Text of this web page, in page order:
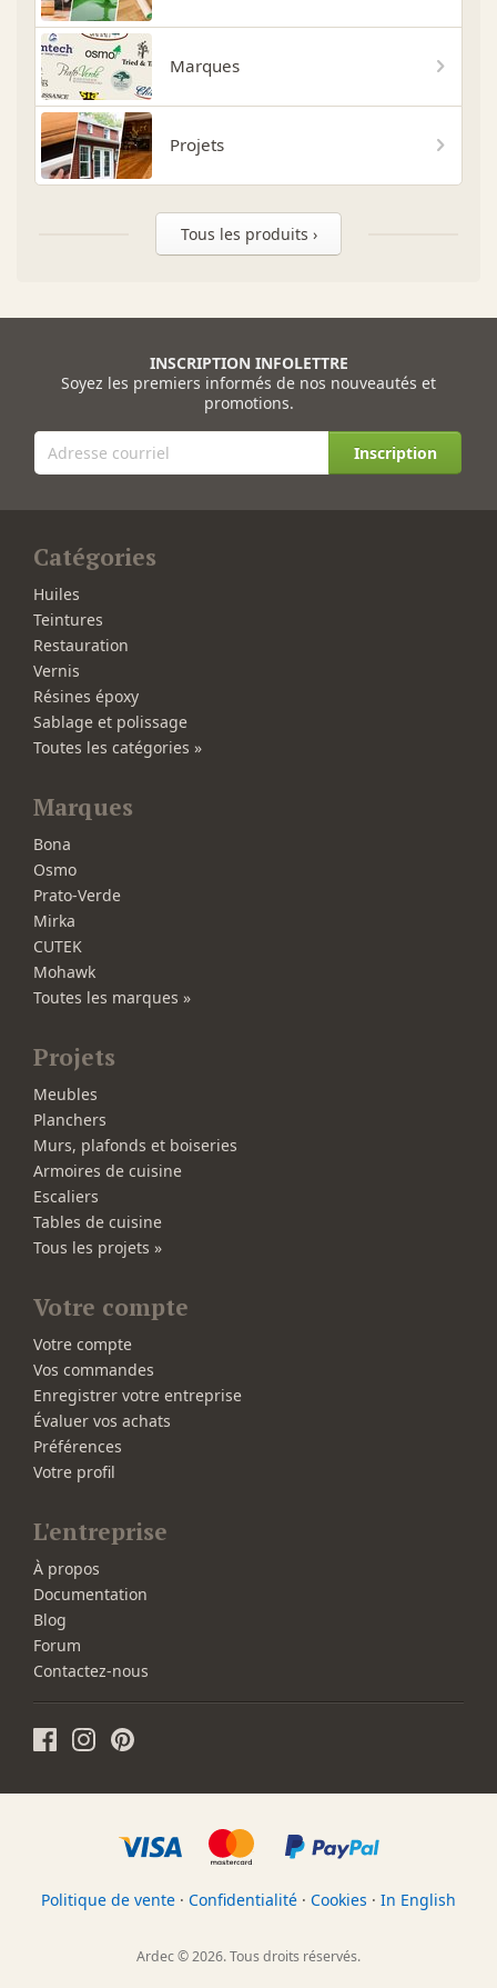
Marques
Projets
Tous les produits ›
INSCRIPTION INFOLETTRE
Soyez les premiers informés de nos nouveautés et
promotions.
Inscription
Catégories
Huiles
Teintures
Restauration
Vernis
Résines époxy
Sablage et polissage
Toutes les catégories »
Marques
Bona
Osmo
Prato-Verde
Mirka
CUTEK
Mohawk
Toutes les marques »
Projets
Meubles
Planchers
Murs, plafonds et boiseries
Armoires de cuisine
Escaliers
Tables de cuisine
Tous les projets »
Votre compte
Votre compte
Vos commandes
Enregistrer votre entreprise
Évaluer vos achats
Préférences
Votre profil
L'entreprise
À propos
Documentation
Blog
Forum
Contactez-nous
Politique de vente · Confidentialité · Cookies · In English
Ardec © 2026. Tous droits réservés.